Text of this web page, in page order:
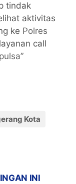
tindak
aktivitas
ke Polres
call
”
Kota
INI